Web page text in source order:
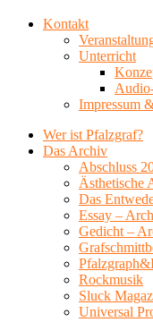
Kontakt
Unterricht
Impressum
Wer ist Pfalzgraf?
Das Archiv
Abschluss
Ästhetische
Das
Essay –
Gedicht –
Rockmusik
Sluck
Universal